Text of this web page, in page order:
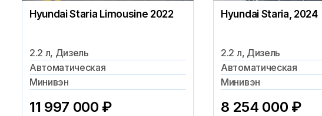
Hyundai Staria Limousine 2022
2.2 л, Дизель
Автоматическая
Минивэн
11 997 000 ₽
Hyundai Staria, 2024
2.2 л, Дизель
Автоматическая
Минивэн
8 254 000 ₽